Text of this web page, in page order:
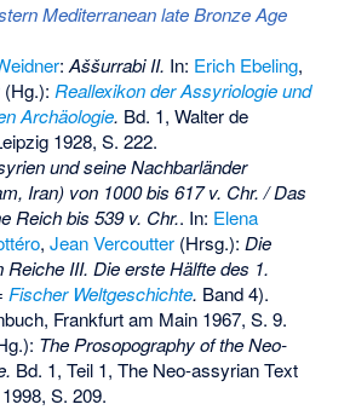
Mediterranean late Bronze Age
: Aššurrabi II. In: Erich Ebeling,
(Hg.): Reallexikon der Assyriologie und
Archäologie. Bd. 1, Walter de
1928, S. 222.
und seine Nachbarländer
Iran) von 1000 bis 617 v. Chr. / Das
Reich bis 539 v. Chr.. In: Elena
, Jean Vercoutter(Hrsg.): Die
Reiche III. Die erste Hälfte des 1.
Fischer Weltgeschichte. Band 4).
Frankfurt am Main 1967, S. 9.
The Prosopography of the Neo-
Bd. 1, Teil 1, The Neo-assyrian Text
S. 209.